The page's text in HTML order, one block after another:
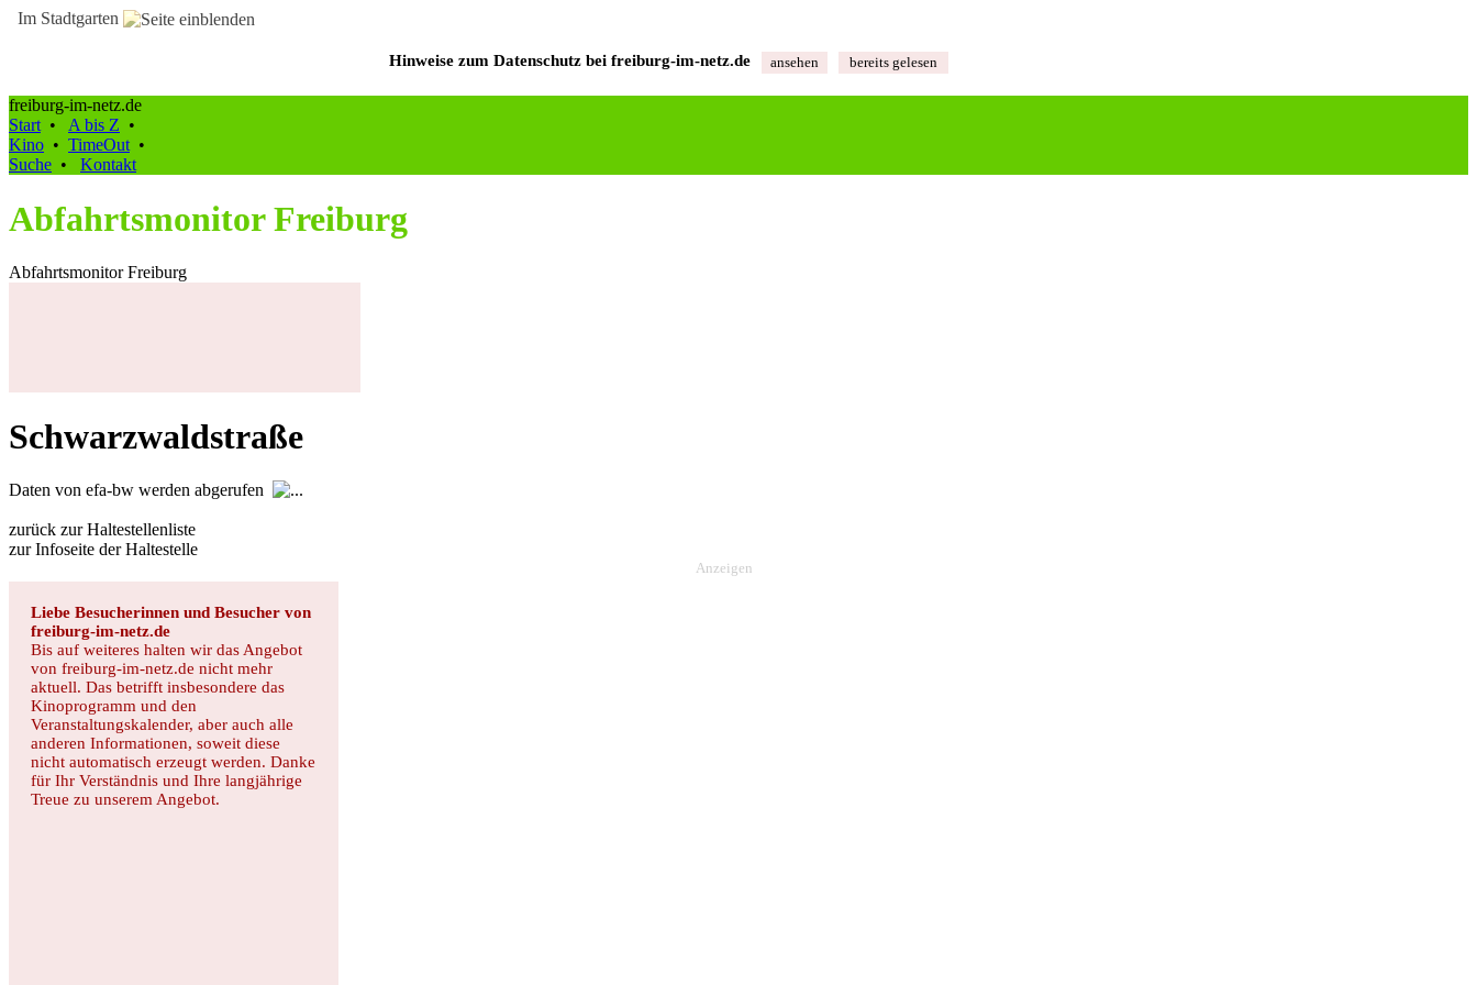
Im Stadtgarten
Hinweise zum Datenschutz bei freiburg‑im‑netz.de ansehen bereits gelesen
freiburg-im-netz.de
Start • A bis Z •
Kino • TimeOut •
Suche • Kontakt
Abfahrtsmonitor Freiburg
Abfahrtsmonitor Freiburg
Schwarzwaldstraße
Daten von efa-bw werden abgerufen
zurück zur Haltestellenliste
zur Infoseite der Haltestelle
Anzeigen
Liebe Besucherinnen und Besucher von
freiburg-im-netz.de
Bis auf weiteres halten wir das Angebot
von freiburg-im-netz.de nicht mehr
aktuell. Das betrifft insbesondere das
Kinoprogramm und den
Veranstaltungskalender, aber auch alle
anderen Informationen, soweit diese
nicht automatisch erzeugt werden. Danke
für Ihr Verständnis und Ihre langjährige
Treue zu unserem Angebot.